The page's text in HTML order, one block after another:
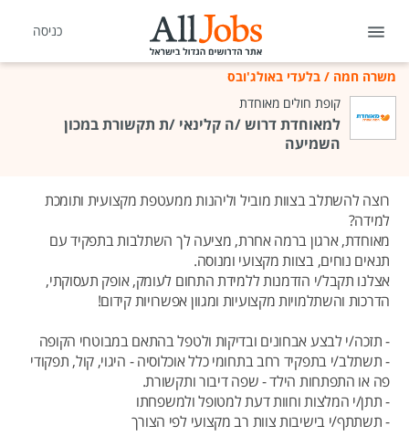
כניסה
משרה חמה / בלעדי באולג'ובס
קופת חולים מאוחדת
למאוחדת דרוש /ה קלינאי /ת תקשורת במכון
השמיעה
רוצה להשתלב בצוות מוביל וליהנות ממעטפת מקצועית ותומכת
למידה?
מאוחדת, ארגון ברמה אחרת, מציעה לך השתלבות בתפקיד עם
תנאים נוחים, בצוות מקצועי ומנוסה.
אצלנו תקבל/י הזדמנות ללמידת התחום לעומק, אופק תעסוקתי,
הדרכות והשתלמויות מקצועיות ומגוון אפשרויות קידום!
- תזכה/י לבצע אבחונים ובדיקות ולטפל בהתאם במבוטחי הקופה
- תשתלב/י בתפקיד רחב בתחומי כלל אוכלוסיה - היגוי, קול, תפקודי
פה או התפתחות הילד - שפה דיבור ותקשורת.
- תתן/י המלצות וחוות דעת למטופל ולמשפחתו
- תשתתף/י בישיבות צוות רב מקצועי לפי הצורך